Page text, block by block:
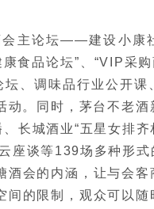
会主论坛——建设小康
食品论坛”、“VIP采
坛、调味品行业公开课
动。同时，茅台不老酒
长城酒业“五星女排
座谈等139场多种形式
酒会的内涵，让与会客
的限制，观众可以随